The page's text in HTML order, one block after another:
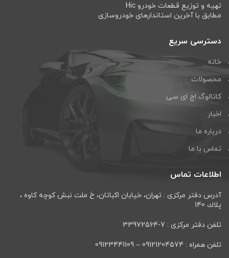
تهیه و توزیع قطعات خودرو Hic
مطابق با آخرین استاندارهای خودروسازی
دسترسی سریع
خانه
محصولات
کاتالوگ اچ ای سی
اخبار
درباره ما
تماس با ما
اطلاعات تماس
آدرس دفتر مرکزی : تهران، خيابان اكباتان، خ ملت نبش كوچه كاوه ،
پلاك 140
تلفن دفتر مرکزی : 7-33972564
تلفن همراه : 09121204574 – 09123441109